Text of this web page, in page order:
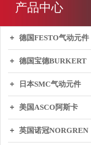
产品中心
德国FESTO气动元件
德国宝德BURKERT
日本SMC气动元件
美国ASCO阿斯卡
英国诺冠NORGREN